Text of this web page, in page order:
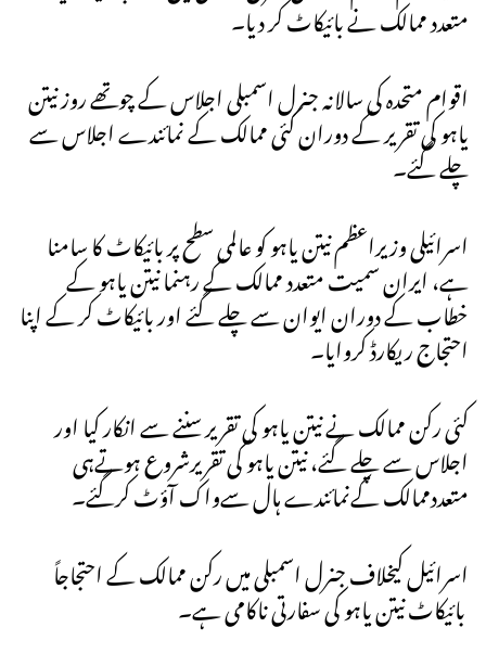
متعدد ممالک نے بائیکاٹ کر دیا۔
اقوام متحدہ کی سالانہ جنرل اسمبلی اجلاس کے چوتھے روز نیتن
یاہو کی تقریر کے دوران کئی ممالک کے نمائندے اجلاس سے
چلے گئے۔
اسرائیلی وزیراعظم نیتن یاہو کو عالمی سطح پر بائیکاٹ کا سامنا
ہے، ایران سمیت متعدد ممالک کے رہنما نیتن یاہو کے
خطاب کے دوران ایوان سے چلے گئے اور بائیکاٹ کر کے اپنا
احتجاج ریکارڈ کروایا۔
کئی رکن ممالک نے نیتن یاہو کی تقریر سننے سے انکار کیا اور
اجلاس سے چلے گئے، نیتن یاہو کی تقریرشروع ہوتےہی
متعددممالک کےنمائندے ہال سےواک آؤٹ کرگئے۔
اسرائیل کیخلاف جنرل اسمبلی میں رکن ممالک کے احتجاجاً